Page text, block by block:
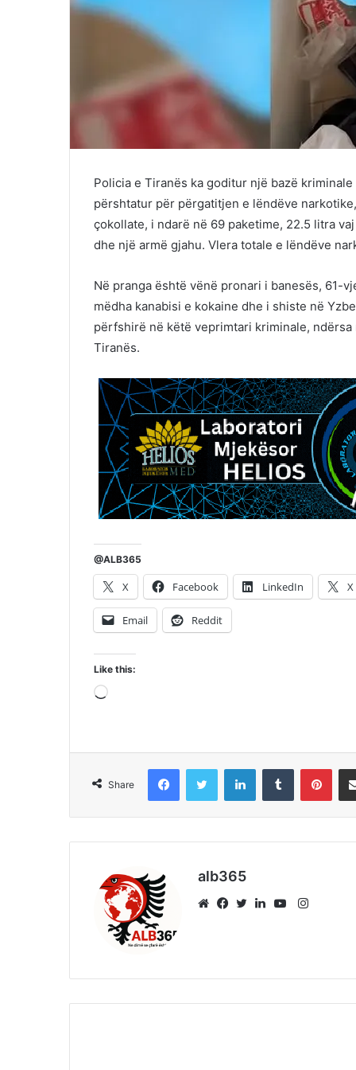
Policia e Tiranës ka goditur një bazë
përshtatur për përgatitjen e lëndëve
çokollate, i ndarë në 69 paketime, 22.5 litra
dhe një armë gjahu. Vlera totale e lëndëve
Në pranga është vënë pronari i banesës, 61-
mëdha kanabisi e kokaine dhe i shiste në
përfshirë në këtë veprimtari kriminale,
Tiranës.
@ALB365
X Facebook LinkedIn X
Email Reddit
Like this:
Loading…
Share
FacebookTwitter LinkedInTumblr
alb365
Instagram